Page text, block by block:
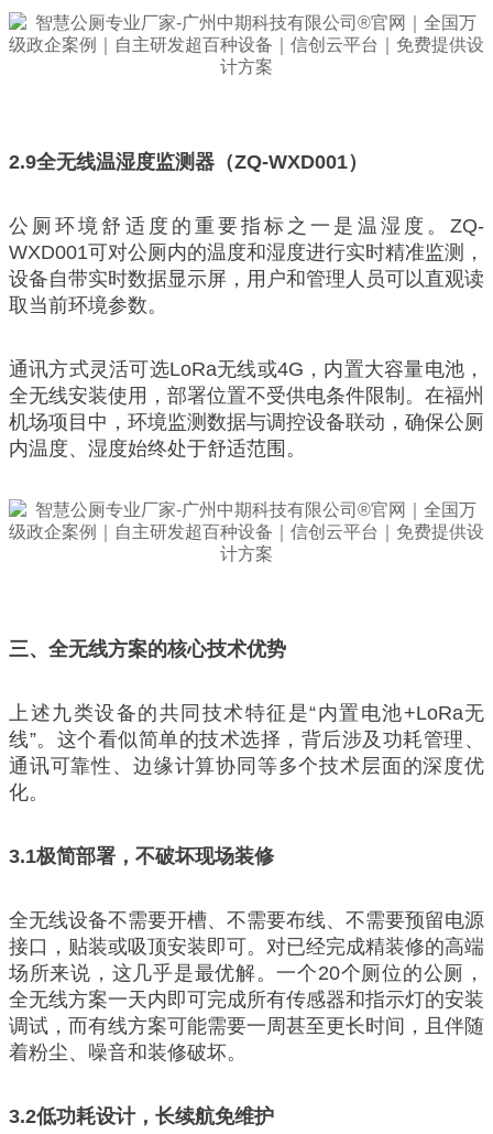
2.9全无线温湿度监测器（ZQ-WXD001）
公厕环境舒适度的重要指标之一是温湿度。ZQ-
WXD001可对公厕内的温度和湿度进行实时精准监测，
设备自带实时数据显示屏，用户和管理人员可以直观读
取当前环境参数。
通讯方式灵活可选LoRa无线或4G，内置大容量电池，
全无线安装使用，部署位置不受供电条件限制。在福州
机场项目中，环境监测数据与调控设备联动，确保公厕
内温度、湿度始终处于舒适范围。
三、全无线方案的核心技术优势
上述九类设备的共同技术特征是“内置电池+LoRa无
线”。这个看似简单的技术选择，背后涉及功耗管理、
通讯可靠性、边缘计算协同等多个技术层面的深度优
化。
3.1极简部署，不破坏现场装修
全无线设备不需要开槽、不需要布线、不需要预留电源
接口，贴装或吸顶安装即可。对已经完成精装修的高端
场所来说，这几乎是最优解。一个20个厕位的公厕，
全无线方案一天内即可完成所有传感器和指示灯的安装
调试，而有线方案可能需要一周甚至更长时间，且伴随
着粉尘、噪音和装修破坏。
3.2低功耗设计，长续航免维护